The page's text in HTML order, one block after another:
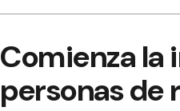
Comienza la
personas de